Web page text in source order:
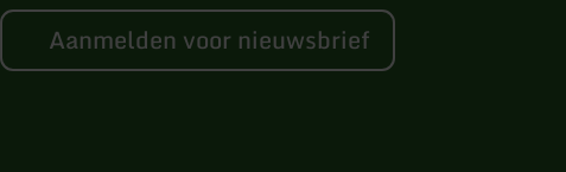
Aanmelden voor nieuwsbrief